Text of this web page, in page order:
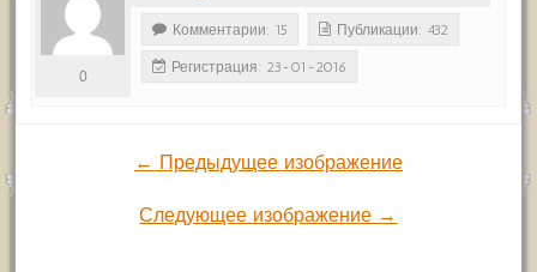
0
Комментарии: 15 Публикации: 432
Регистрация: 23-01-2016
← Предыдущее изображение
Следующее изображение →